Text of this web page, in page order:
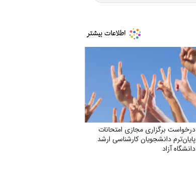
درخواست برگزاری مجازی امتحانات
پایان‌ترم دانشجویان کارشناسی ارشد
دانشگاه آزاد